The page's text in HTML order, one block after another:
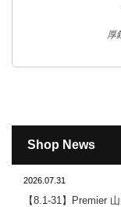
厚
Shop News
2026.07.31
【8.1-31】Premier